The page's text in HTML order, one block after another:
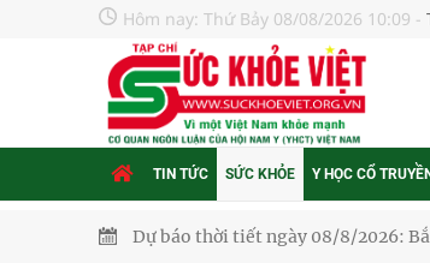
Hôm nay: Thứ Bảy 08/08/2026 10:09 -
TIN TỨC SỨC KHỎE Y HỌC CỔ TRUYỀN
Dự báo thời tiết ngày 08/8/2026: